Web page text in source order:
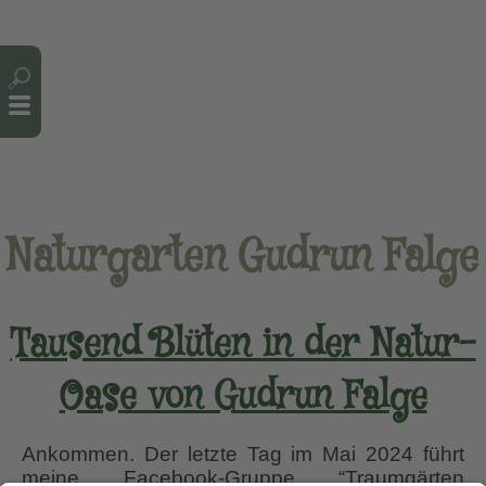
Naturgarten Gudrun Falge
Tausend Blüten in der Natur-
Oase von Gudrun Falge
Ankommen. Der letzte Tag im Mai 2024 führt
meine Facebook-Gruppe “Traumgärten